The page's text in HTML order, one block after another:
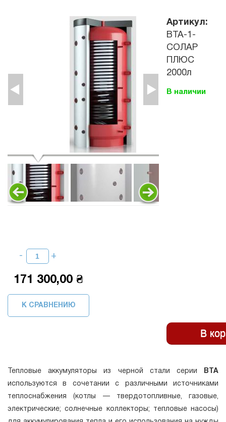
Артикул:
ВТА-1-
СОЛАР
ПЛЮС
2000л
171 300,00 ₴
К СРАВНЕНИЮ
В наличии
Тепловые аккумуляторы из черной стали серии
ВТА
используются в сочетании с различными источниками
теплоснабжения (котлы — твердотопливные, газовые,
электрические; солнечные коллекторы; тепловые насосы)